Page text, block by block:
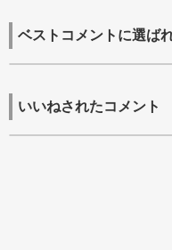
ベストコメントに選ば
いいねされたコメント